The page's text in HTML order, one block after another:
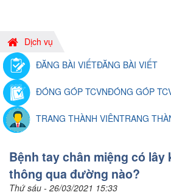
Dịch vụ
ĐĂNG BÀI VIẾTĐĂNG BÀI VIẾT
ĐÓNG GÓP TCVNĐÓNG GÓP
TRANG THÀNH VIÊNTRANG
Bệnh tay chân miệng có lây
thông qua đường nào?
Thứ sáu - 26/03/2021 15:33